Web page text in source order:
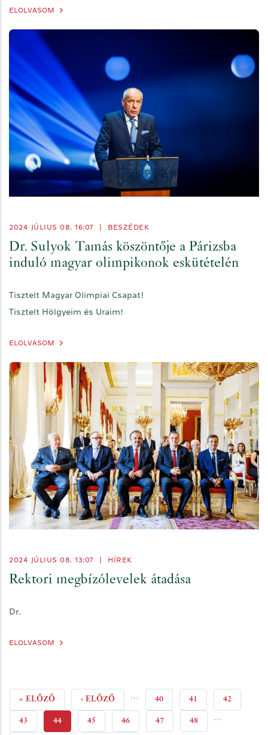
ELOLVASOM
2024 JÚLIUS 08. 16:07 BESZÉDEK
Dr. Sulyok Tamás köszöntője a Párizsba
induló magyar olimpikonok eskütételén
Tisztelt Magyar Olimpiai Csapat!
Tisztelt Hölgyeim és Uraim!
ELOLVASOM
2024 JÚLIUS 08. 13:07 HÍREK
Rektori megbízólevelek átadása
Dr.
ELOLVASOM
ELSŐ
OLDAL
« ELŐZŐ ELŐZŐ
OLDAL
‹ ELŐZŐ … PAGE
40 PAGE
41 PAGE
42
PAGE
43 JELENLEGI
44 PAGE
45 PAGE
46 PAGE
47 PAGE
48 …